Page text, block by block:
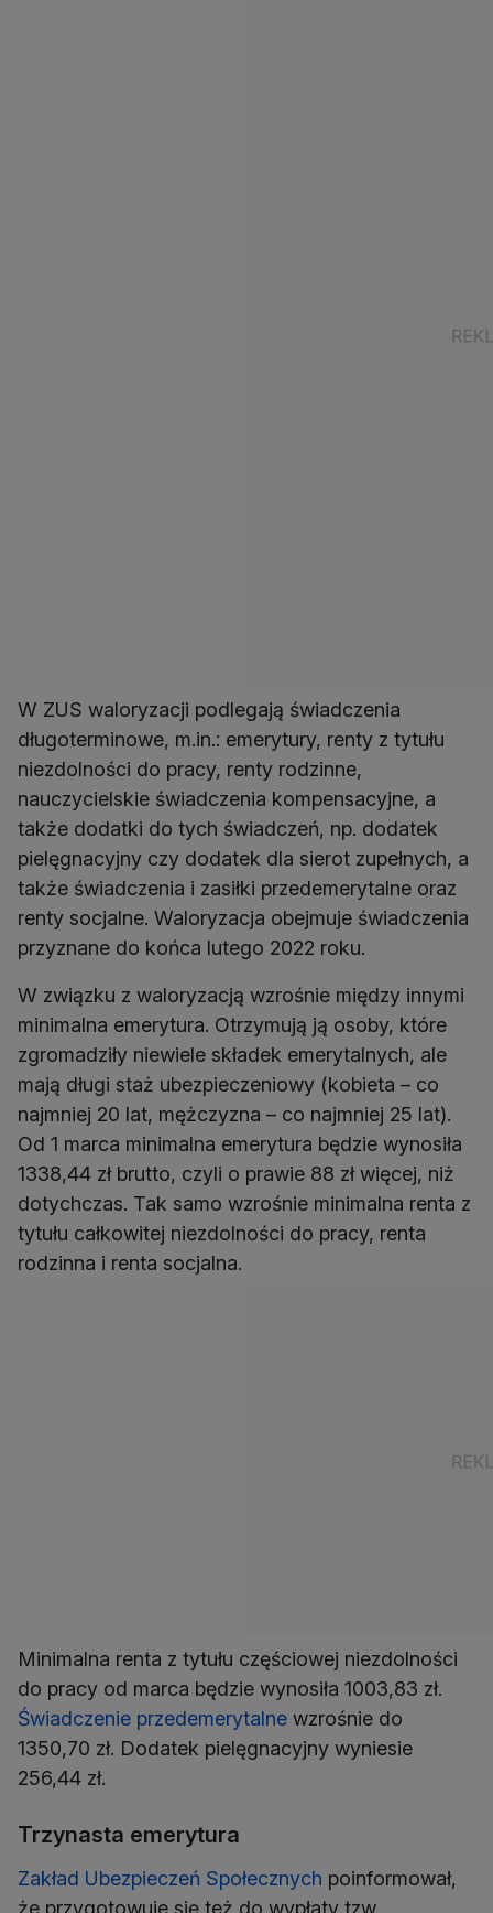
W ZUS waloryzacji podlegają świadczenia
długoterminowe, m.in.: emerytury, renty z tytułu
niezdolności do pracy, renty rodzinne,
nauczycielskie świadczenia kompensacyjne, a
także dodatki do tych świadczeń, np. dodatek
pielęgnacyjny czy dodatek dla sierot zupełnych, a
także świadczenia i zasiłki przedemerytalne oraz
renty socjalne. Waloryzacja obejmuje świadczenia
W związku z waloryzacją wzrośnie między innymi
minimalna emerytura. Otrzymują ją osoby, które
zgromadziły niewiele składek emerytalnych, ale
mają długi staż ubezpieczeniowy (kobieta – co
najmniej 20 lat, mężczyzna – co najmniej 25 lat).
Od 1 marca minimalna emerytura będzie wynosiła
1338,44 zł brutto, czyli o prawie 88 zł więcej, niż
dotychczas. Tak samo wzrośnie minimalna renta z
tytułu całkowitej niezdolności do pracy, renta
Minimalna renta z tytułu częściowej niezdolności
do pracy od marca będzie wynosiła 1003,83 zł.
Świadczenie przedemerytalne wzrośnie do
1350,70 zł. Dodatek pielęgnacyjny wyniesie
Trzynasta emerytura
Zakład Ubezpieczeń Społecznych poinformował,
że przygotowuje się też do wypłaty tzw.